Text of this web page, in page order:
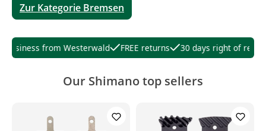
Zur Kategorie Bremsen
from Westerwald FREE returns 30 days right of return
Our Shimano top sellers